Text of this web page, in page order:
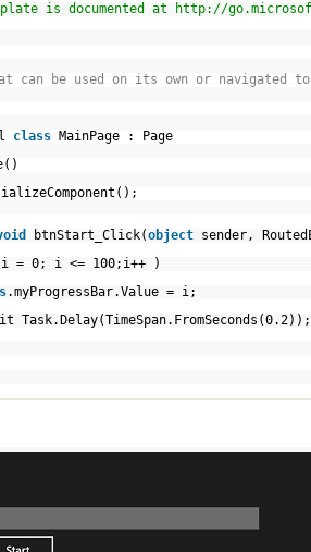
is documented at
http://
can be used on its own or navigated
class
MainPage : Page
btnStart_Click(object
sender,
i = 0; i <= 100;i++ )
.myProgressBar.Value = i;
Task.Delay(TimeSpan.FromSeconds(0.2));